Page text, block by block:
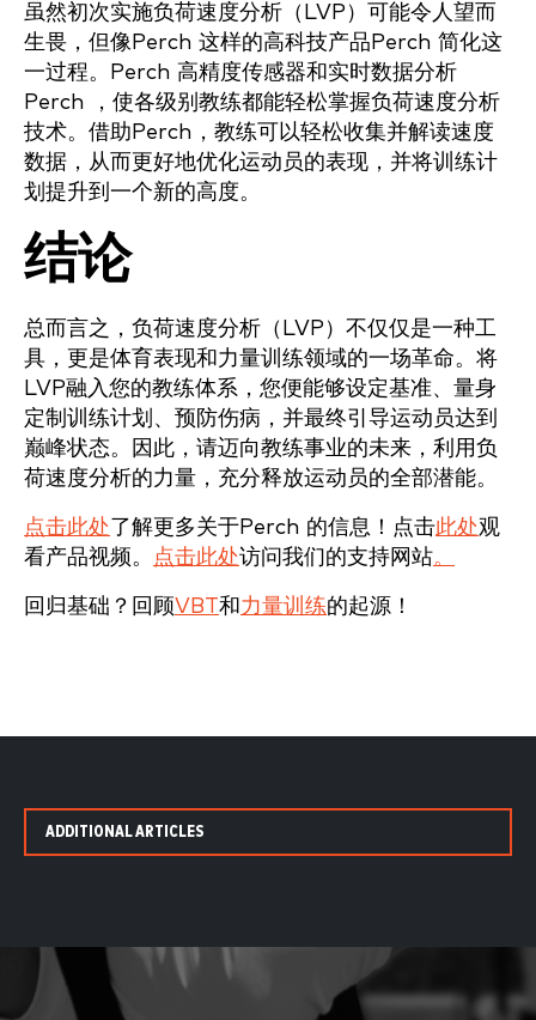
虽然初次实施负荷速度分析（LVP）可能令人望而
生畏，但像Perch 这样的高科技产品Perch 简化这
一过程。Perch 高精度传感器和实时数据分析
Perch ，使各级别教练都能轻松掌握负荷速度分析
技术。借助Perch，教练可以轻松收集并解读速度
数据，从而更好地优化运动员的表现，并将训练计
划提升到一个新的高度。
结论
总而言之，负荷速度分析（LVP）不仅仅是一种工
具，更是体育表现和力量训练领域的一场革命。将
LVP融入您的教练体系，您便能够设定基准、量身
定制训练计划、预防伤病，并最终引导运动员达到
巅峰状态。因此，请迈向教练事业的未来，利用负
荷速度分析的力量，充分释放运动员的全部潜能。
点击此处了解更多关于Perch 的信息！点击此处观
看产品视频。
点击此处访问我们的支持网站。
回归基础？回顾VBT和力量训练的起源！
ADDITIONAL ARTICLES